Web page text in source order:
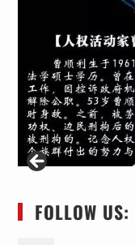
FOLLOW US: